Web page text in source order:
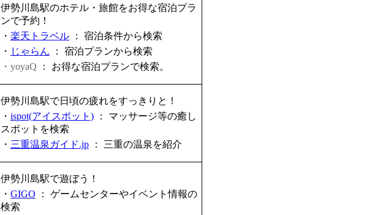
伊勢川島駅のホテル・旅館をお得な宿泊プラ
ンで予約！
・ 楽天トラベル ： 宿泊条件から検索
・ じゃらん ： 宿泊プランから検索
・yoyaQ ： お得な宿泊プランで検索。
伊勢川島駅で日頃の疲れをすっきりと！
・ ispot(アイスポット) ： マッサージ等の癒し
スポットを検索
・ 三重温泉ガイド.jp ： 三重の温泉を紹介
伊勢川島駅で遊ぼう！
・ GIGO ： ゲームセンターやイベント情報の
検索